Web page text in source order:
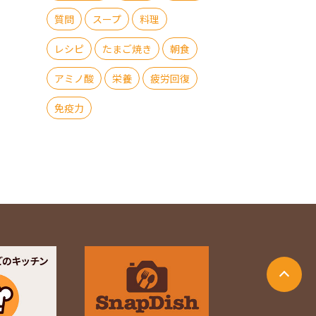
質問 スープ 料理
レシピ たまご焼き 朝食
アミノ酸 栄養 疲労回復
免疫力
ジ上部に戻る